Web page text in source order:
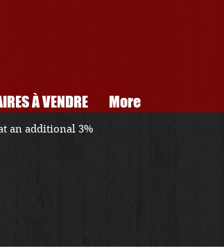
À VENDRE More
an additional 3%